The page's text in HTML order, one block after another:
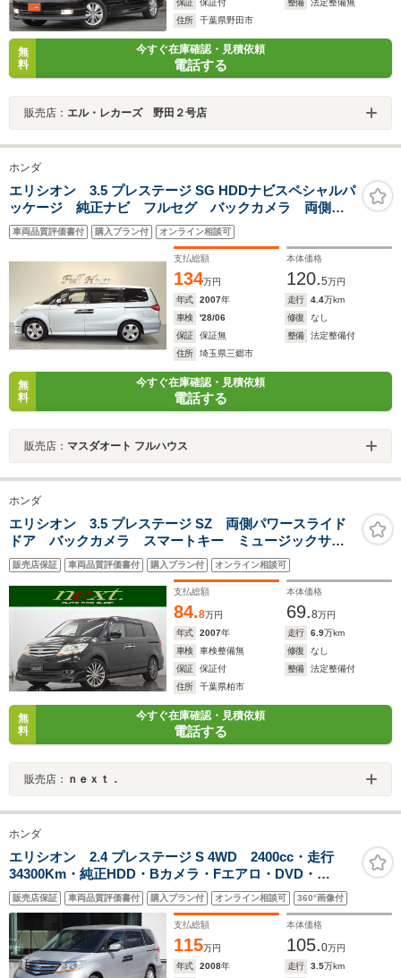
保証 保証付 整備
法定整備無
住所
千葉県野田市
無
料
今すぐ在庫確認・見積依頼
電話する
販売店： エル・レカーズ 野田２号店
ホンダ
エリシオン 3.5 プレステージ SG HDDナビスペシャルパ
ッケージ 純正ナビ フルセグ バックカメラ 両側パ
ワースライド クロレザー シートヒーター コーナー
センサー ドアバイザー ドラレコ前後 キセノン
ETC
車両品質評価書付 購入プラン付 オンライン相談可
支払総額
134万円
本体価格
120.5万円
年式
2007年 走行 4.4万km
車検
'28/06 修復
なし
保証
保証無 整備
法定整備付
住所
埼玉県三郷市
無
料
今すぐ在庫確認・見積依頼
電話する
販売店： マスダオート フルハウス
ホンダ
エリシオン 3.5 プレステージ SZ 両側パワースライド
ドア バックカメラ スマートキー ミュージックサー
バー オートライト HID フォグランプ デュアルオー
トエアコン ハーフレザーシート パワーシート
販売店保証 車両品質評価書付 購入プラン付 オンライン相談可
支払総額
84.8万円
本体価格
69.8万円
年式
2007年 走行 6.9万km
車検
車検整備無 修復
なし
保証
保証付 整備
法定整備付
住所
千葉県柏市
無
料
今すぐ在庫確認・見積依頼
電話する
販売店： ｎｅｘｔ．
ホンダ
エリシオン 2.4 プレステージ S 4WD 2400cc・走行
34300Km・純正HDD・Bカメラ・Fエアロ・DVD・
ETC・両側パワスラ・HID・キーレス・エンスタ夏冬タイ
ヤAW付・D整備記録簿7枚有・試乗可
販売店保証 車両品質評価書付 購入プラン付 オンライン相談可 360°画像付
支払総額
115万円
本体価格
105.0万円
年式
2008年 走行 3.5万km